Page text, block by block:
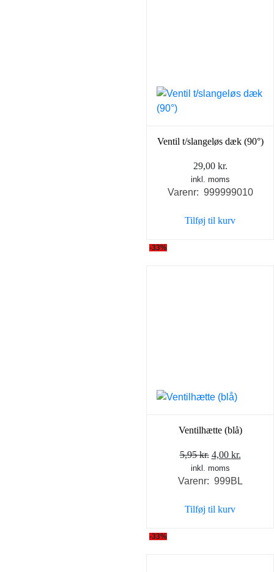
Ventil t/slangeløs dæk (90°)
29,00 kr.
inkl. moms
Varenr: 999999010
Tilføj til kurv
-33%
Ventilhætte (blå)
5,95kr. Den
oprindelige
pris
5,95 kr..
4,00 kr.
pris
inkl. moms
Varenr: 999BL
Tilføj til kurv
-33%